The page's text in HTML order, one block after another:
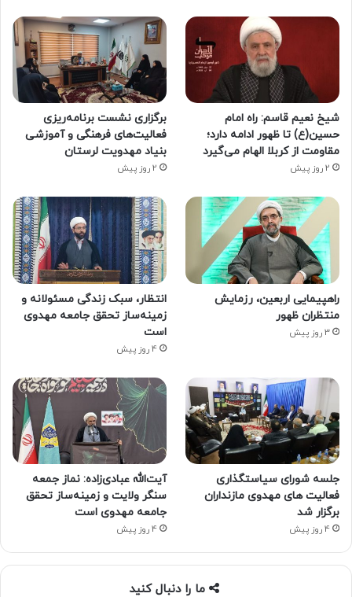
شیخ نعیم قاسم: راه امام
حسین(ع) تا ظهور ادامه دارد؛
مقاومت از کربلا الهام می‌گیرد
2 روز پیش
برگزاری نشست برنامه‌ریزی
فعالیت‌های فرهنگی و آموزشی
بنیاد مهدویت لرستان
2 روز پیش
راهپیمایی اربعین، رزمایش
منتظران ظهور
3 روز پیش
انتظار، سبک زندگی مسئولانه و
زمینه‌ساز تحقق جامعه مهدوی
است
4 روز پیش
جلسه شورای سیاستگذاری
فعالیت های مهدوی مازنداران
برگزار شد
4 روز پیش
آیت‌الله عبادی‌زاده: نماز جمعه
سنگر ولایت و زمینه‌ساز تحقق
جامعه مهدوی است
4 روز پیش
ما را دنبال کنید